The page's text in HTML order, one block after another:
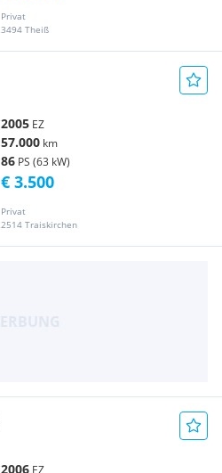
Privat
3494 Theiß
2005 EZ
57.000 km
86 PS (63 kW)
Privat
2514 Traiskirchen
€ 3.500
2006 EZ